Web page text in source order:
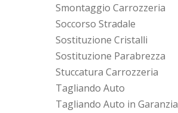
Smontaggio Carrozzeria
Soccorso Stradale
Sostituzione Cristalli
Sostituzione Parabrezza
Stuccatura Carrozzeria
Tagliando Auto
Tagliando Auto in Garanzia